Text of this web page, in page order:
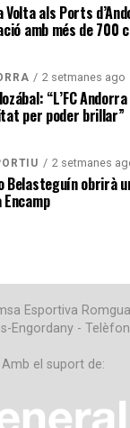
Volta als Ports
amb més de 700
2 setmanes ago
“L’FC
per poder brillar”
2 setmanes
Belasteguín obrirà
Esportiva
Engordany -
Amb el suport de: